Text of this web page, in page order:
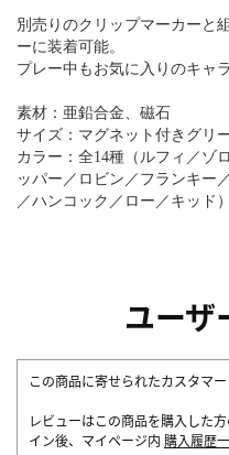
別売りのクリップマーカーと
ーに装着可能。
プレー中もお気に入りのキャ
素材：亜鉛合金、磁石
サイズ：マグネット付きグリ
カラー：全14種（ルフィ／ゾ
ッパー／ロビン／フランキー
／ハンコック／ロー／キッド）
ユーザ
この商品に寄せられたカスタマ
レビューはこの商品を購入した
イン後、マイページ内 購入履歴